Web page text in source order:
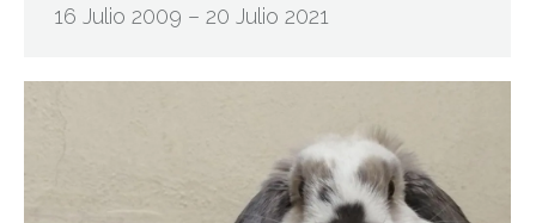
16 Julio 2009 – 20 Julio 2021